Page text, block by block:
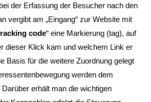
der Erfassung der Besucher nach den
vergibt am „Eingang“ zur Website mit
code“ eine Markierung (tag), auf
dieser Klick kam und welchem Link er
Basis für die weitere Zuordnung gelegt
werden dem
erhält man die wichtigen